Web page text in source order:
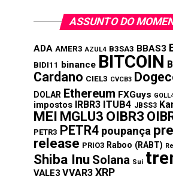
ASSUNTO DO
ADA AMER3 AZUL4 B3SA3 BBAS3
BIDI11 binance BITCOIN
Cardano CIEL3 CVCB3
DOLAR Ethereum FXGuys
impostos IRBR3 ITUB4 JBSS3
MEI MGLU3 OIBR3
PETR3 PETR4 poupança
release PRIO3 Raboo (RABT)
Shiba Inu Solana Sui
VALE3 VVAR3 XRP